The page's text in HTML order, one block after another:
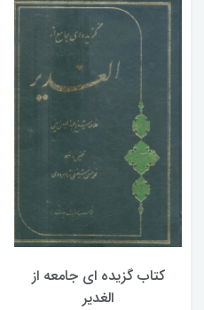
کتاب گزیده ای جامعه از
الغدیر